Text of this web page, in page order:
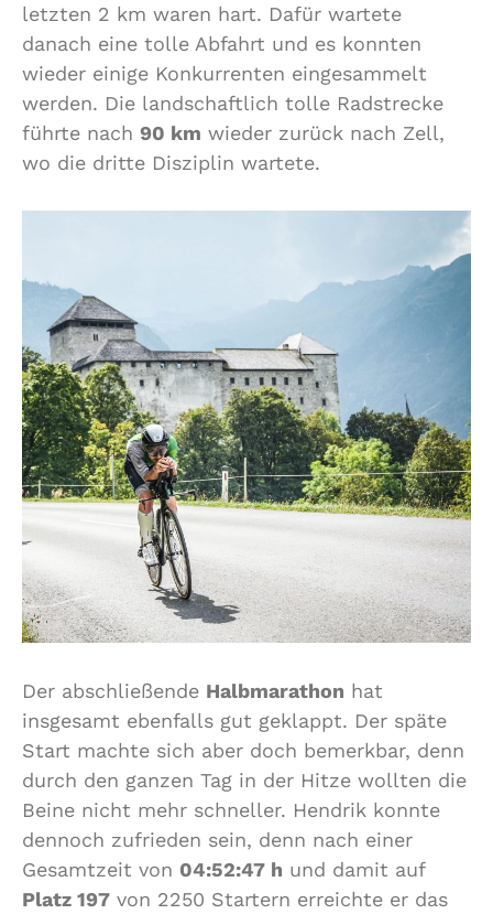
letzten 2 km waren hart. Dafür wartete
danach eine tolle Abfahrt und es konnten
wieder einige Konkurrenten eingesammelt
werden. Die landschaftlich tolle Radstrecke
führte nach 90 km wieder zurück nach Zell,
wo die dritte Disziplin wartete.
Der abschließende Halbmarathon hat
insgesamt ebenfalls gut geklappt. Der späte
Start machte sich aber doch bemerkbar, denn
durch den ganzen Tag in der Hitze wollten die
Beine nicht mehr schneller. Hendrik konnte
dennoch zufrieden sein, denn nach einer
Gesamtzeit von 04:52:47 h und damit auf
Platz 197 von 2250 Startern erreichte er das